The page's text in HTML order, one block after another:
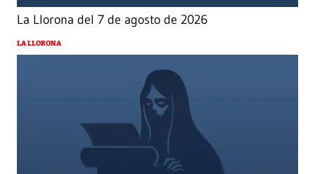
La Llorona del 7 de agosto de 2026
LA LLORONA